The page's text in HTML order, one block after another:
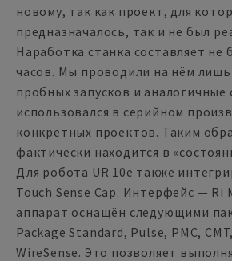
новому, так как проект, для
предназначалось, так и не был
Наработка станка составляет не
часов. Мы проводили на нём лишь
пробных запусков и
использовался в серийном
конкретных проектов. Таким
фактически находится в
Для робота UR 10e также
Touch Sense Cap. Интерфейс — Ri
аппарат оснащён следующими
Package Standard, Pulse, PMC,
WireSense. Это позволяет